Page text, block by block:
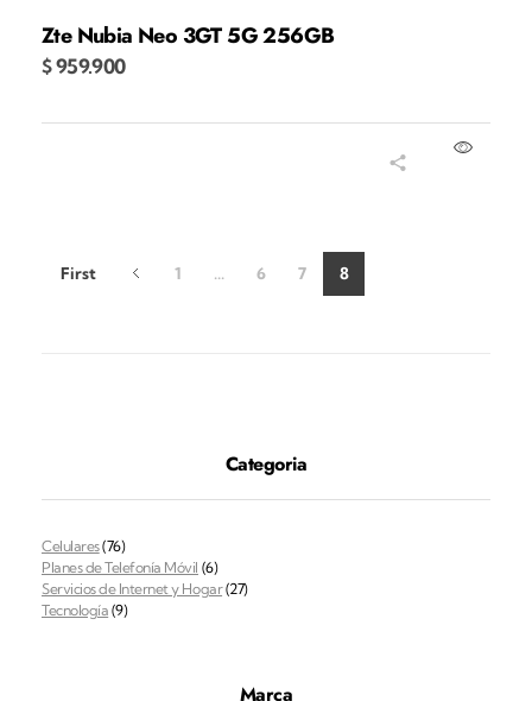
Zte Nubia Neo 3GT 5G 256GB
$959.900
First 1 ... 6 7 8
Categoria
Celulares(76)
Planes de Telefonía Móvil (6)
Servicios de Internet y Hogar(27)
Tecnología (9)
Marca